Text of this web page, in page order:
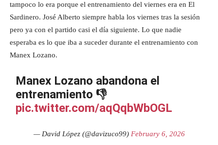
tampoco lo era porque el entrenamiento del viernes era en El
Sardinero. José Alberto siempre habla los viernes tras la sesión
pero ya con el partido casi el día siguiente. Lo que nadie
esperaba es lo que iba a suceder durante el entrenamiento con
Manex Lozano.
Manex Lozano abandona el
entrenamiento 👎
pic.twitter.com/aqQqbWbOGL
— David López (@davizuco99) February 6, 2026